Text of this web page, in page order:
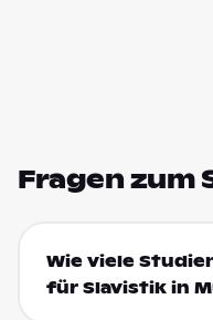
Fragen zum
Wie viele
für Slavistik in